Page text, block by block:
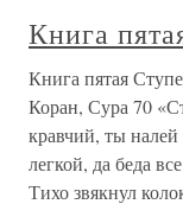
Книга
Книга пятая
Коран, Сура 70
кравчий, ты
легкой, да беда
Тихо звякнул